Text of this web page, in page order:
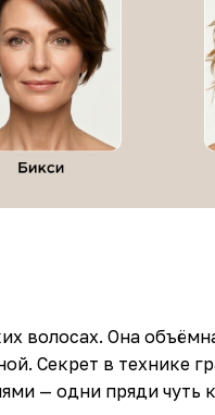
волосах. Она
Секрет в технике
— одни пряди чуть